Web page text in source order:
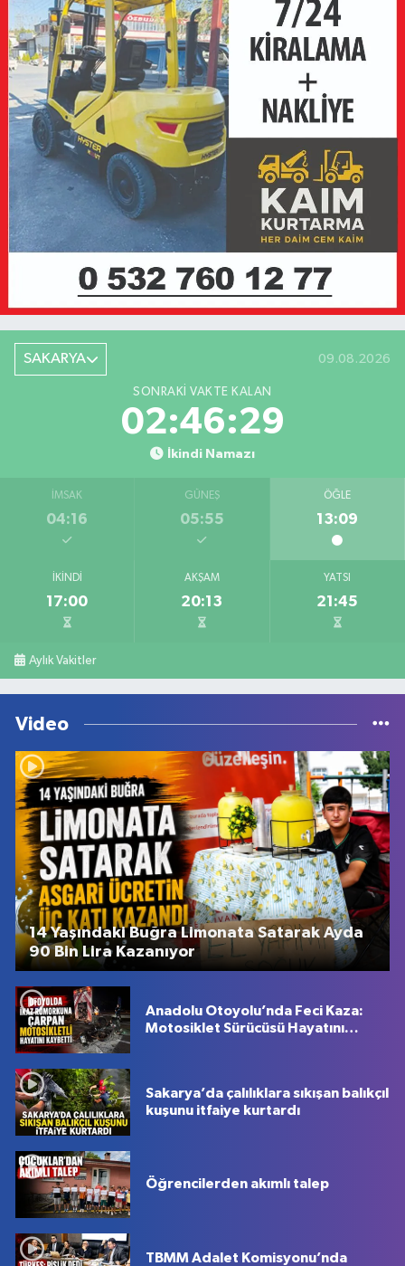
SAKARYA 09.08.2026
SONRAKI VAKTE KALAN
02:46:29
İkindi Namazı
İMSAK
04:16
GÜNEŞ
05:55
ÖĞLE
13:09
İKINDI
17:00
AKŞAM
20:13
YATSI
21:45
Aylık Vakitler
Video
14 Yaşındaki Buğra Limonata Satarak Ayda
90 Bin Lira Kazanıyor
Anadolu Otoyolu’nda Feci Kaza:
Motosiklet Sürücüsü Hayatını
Sakarya’da çalılıklara sıkışan balıkçıl
kuşunu itfaiye kurtardı
Öğrencilerden akımlı talep
TBMM Adalet Komisyonu’nda